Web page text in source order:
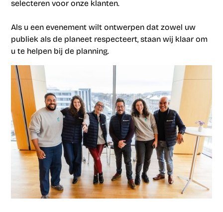
selecteren voor onze klanten.
Als u een evenement wilt ontwerpen dat zowel uw
publiek als de planeet respecteert, staan wij klaar om
u te helpen bij de planning.